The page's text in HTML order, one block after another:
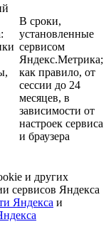
В сроки,
установленные
сервисом
Яндекс.Метрика;
как правило, от
сессии до 24
месяцев, в
зависимости от
настроек сервиса
и браузера
и других
сервисов Яндекса
Яндекса и